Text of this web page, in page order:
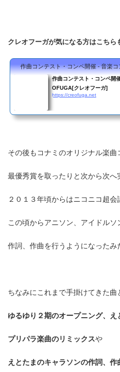
クレオフーガが気になる方はこちら
作曲コンテスト・コンペ開催 - 音楽
作曲コンテスト・コンペ開
OFUGA[クレオフーガ]
https://creofuga.net
その後もコナミのオリジナル楽曲
最優秀賞を取ったりと次から次へ
２０１３年頃からはニコニコ超会
この頃からアニソン、アイドルソ
作詞、作曲を行うようになったみ
ちなみにこれまで手掛けてきた曲
ゆるゆり２期のオープニング、え
プリパラ楽曲のリミックスや
えとたまのキャラソンの作詞、作